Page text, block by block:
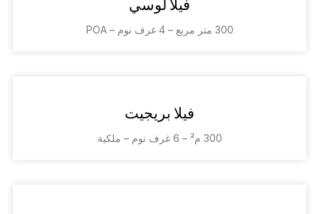
فيلا لوسي
300 متر مربع – 4 غرف نوم – POA
فيلا بريجيت
300 م² – 6 غرف نوم – ملكية